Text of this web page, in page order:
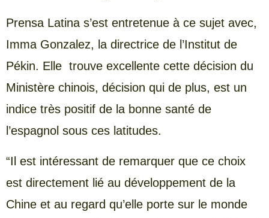
Prensa Latina s’est entretenue à ce sujet avec,
Imma Gonzalez, la directrice de l’Institut de
Pékin. Elle trouve excellente cette décision du
Ministère chinois, décision qui de plus, est un
indice très positif de la bonne santé de
l’espagnol sous ces latitudes.
“Il est intéressant de remarquer que ce choix
est directement lié au développement de la
Chine et au regard qu’elle porte sur le monde